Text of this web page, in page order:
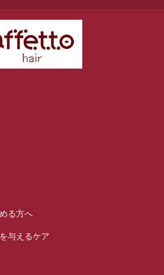
る方へ
与えるケア